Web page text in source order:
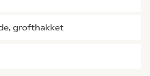
grofthakket